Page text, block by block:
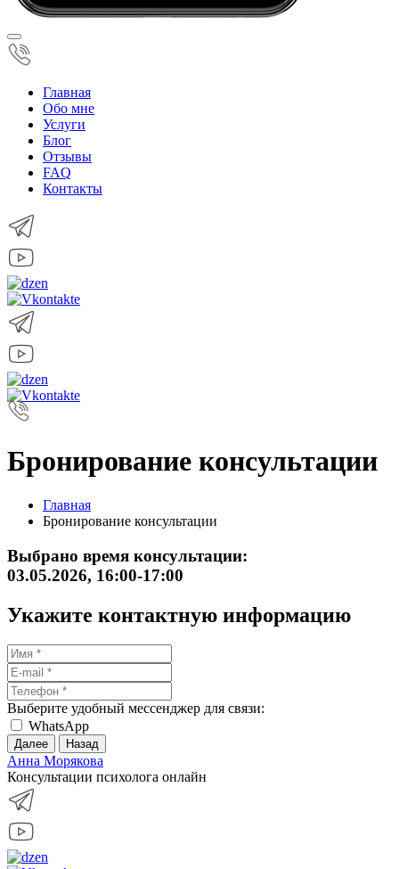
Главная
Обо мне
Услуги
Блог
Отзывы
FAQ
Контакты
Бронирование консультации
Главная
Бронирование консультации
Выбрано время консультации:
03.05.2026, 16:00-17:00
Укажите контактную информацию
Выберите удобный мессенджер для связи:
WhatsApp
Далее Назад
Анна Морякова
Консультации психолога онлайн